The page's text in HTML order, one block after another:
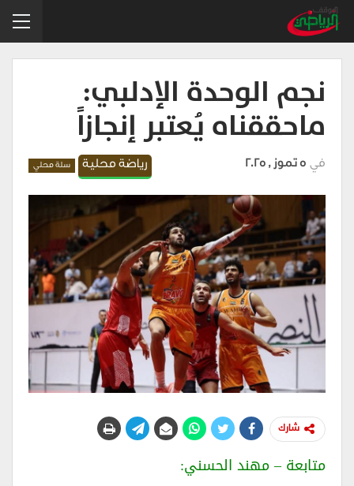
نجم الوحدة الإدلبي:
ماحققناه يُعتبر إنجازاً
رياضة محلية سلة محلي في 5 تموز , 2025
شارك
متابعة – مهند الحسني: